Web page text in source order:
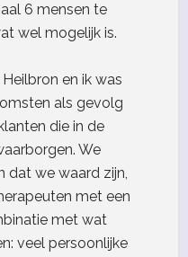
6 mensen te
wel mogelijk is.
en ik was
als gevolg
die in de
We
dat we waard zijn,
met een
met wat
veel persoonlijke